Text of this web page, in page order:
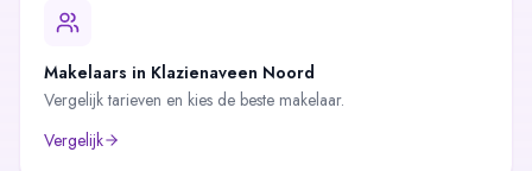
Makelaars in Klazienaveen Noord
Vergelijk tarieven en kies de beste makelaar.
Vergelijk